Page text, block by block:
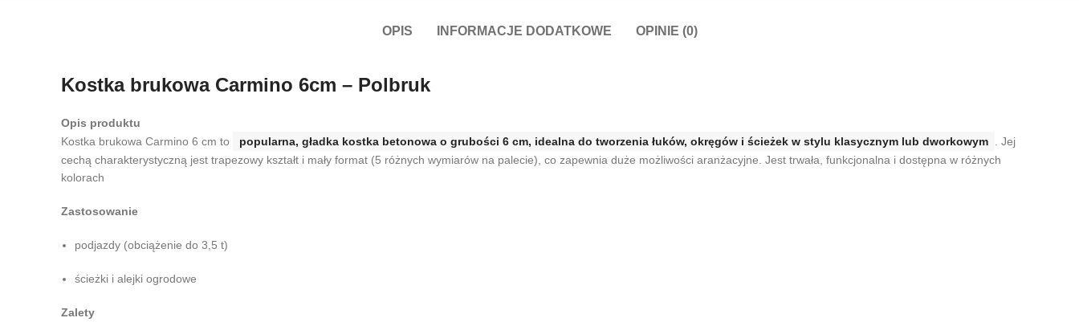
OPIS INFORMACJE DODATKOWE OPINIE (0)
Kostka brukowa Carmino 6cm – Polbruk
Opis produktu
Kostka brukowa Carmino 6 cm to
popularna, gładka kostka betonowa o grubości 6 cm, idealna do tworzenia łuków, okręgów i ścieżek w stylu klasycznym lub dworkowym
. Jej
cechą charakterystyczną jest trapezowy kształt i mały format (5 różnych wymiarów na palecie), co zapewnia duże możliwości aranżacyjne. Jest trwała, funkcjonalna i dostępna w różnych
kolorach
Zastosowanie
podjazdy (obciążenie do 3,5 t)
ścieżki i alejki ogrodowe
Zalety